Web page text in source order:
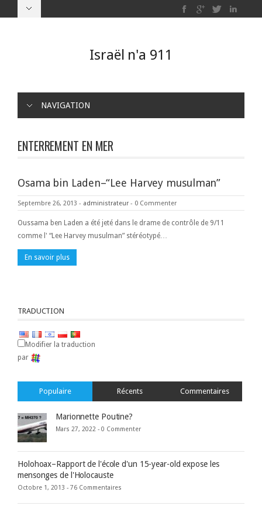
Israël n'a 911
NAVIGATION
ENTERREMENT EN MER
Osama bin Laden–“Lee Harvey musulman”
Septembre 26, 2013 - administrateur - 0 Commenter
Oussama ben Laden a été jeté dans le drame de contrôle de 9/11
comme l' “Lee Harvey musulman” stéréotypé…
En savoir plus
TRADUCTION
Modifier la traduction
par
Populaire Récents Commentaires
Marionnette Poutine?
Mars 27, 2022 - 0 Commenter
Holohoax–Rapport de l'école d'un 15-year-old expose les
mensonges de l'Holocauste
Octobre 1, 2013 - 76 Commentaires